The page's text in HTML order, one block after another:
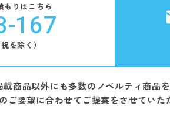
もりはこちら
167
祝を除く）
載商品以外にも多数のノベルティ商品
ご要望に合わせてご提案をさせてい